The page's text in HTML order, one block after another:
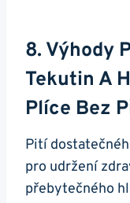
8. Výhody
Tekutin A
Plíce Bez⁣
Pití
pro​ udržení
přebytečného